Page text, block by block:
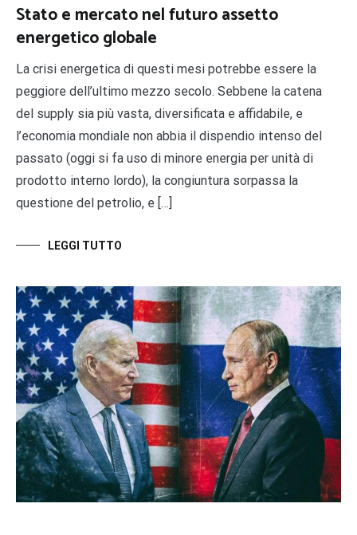
Stato e mercato nel futuro assetto
energetico globale
La crisi energetica di questi mesi potrebbe essere la
peggiore dell’ultimo mezzo secolo. Sebbene la catena
del supply sia più vasta, diversificata e affidabile, e
l’economia mondiale non abbia il dispendio intenso del
passato (oggi si fa uso di minore energia per unità di
prodotto interno lordo), la congiuntura sorpassa la
questione del petrolio, e […]
LEGGI TUTTO